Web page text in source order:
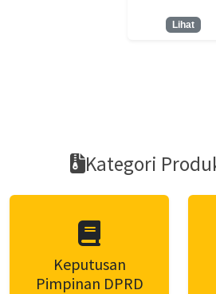
Lihat
Kategori
Keputusan
Pimpinan DPRD